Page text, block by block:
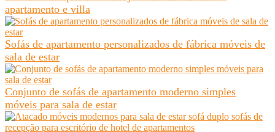
apartamento e villa
Sofás de apartamento personalizados de fábrica móveis de
sala de estar
Conjunto de sofás de apartamento moderno simples
móveis para sala de estar